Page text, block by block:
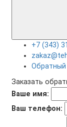
+7 (343)
Обратный
Заказать
Ваше имя:
Ваш телефон: